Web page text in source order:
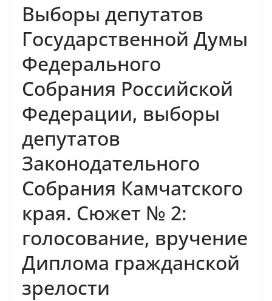
Выборы депутатов
Государственной Думы
Федерального
Собрания Российской
Федерации, выборы
депутатов
Законодательного
Собрания Камчатского
края. Сюжет № 2:
голосование, вручение
Диплома гражданской
зрелости